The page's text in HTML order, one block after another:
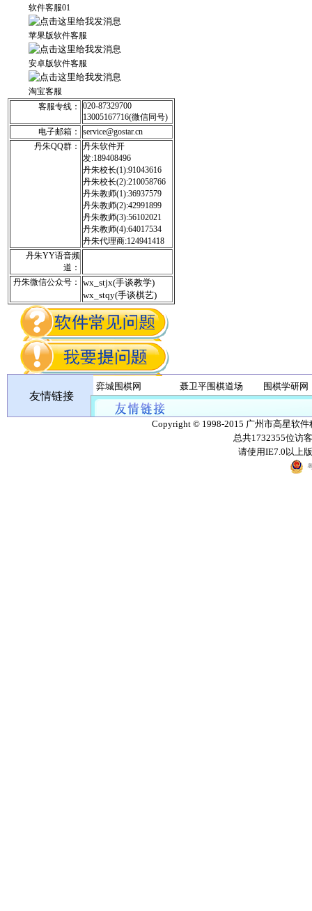
软件客服01
苹果版软件客服
安卓版软件客服
淘宝客服
客服专线：
020-87329700
13005167716(微信同号)
电子邮箱：
service@gostar.cn
丹朱QQ群：
丹朱软件开
发:189408496
丹朱校长(1):91043616
丹朱校长(2):210058766
丹朱教师(1):36937579
丹朱教师(2):42991899
丹朱教师(3):56102021
丹朱教师(4):64017534
丹朱代理商:124941418
丹朱YY语音频
道：
丹朱微信公众号：
wx_stjx(手谈教学)
wx_stqy(手谈棋艺)
友情链接
弈城围棋网 聂卫平围棋道场
围棋学研网
丹朱棋战队
无忧围棋
Copyright © 1998-2015 广州市高星软
总共1732355位访
请使用IE7.0以上